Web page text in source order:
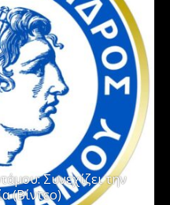
Συνεχίζει την
(Βίντεο)